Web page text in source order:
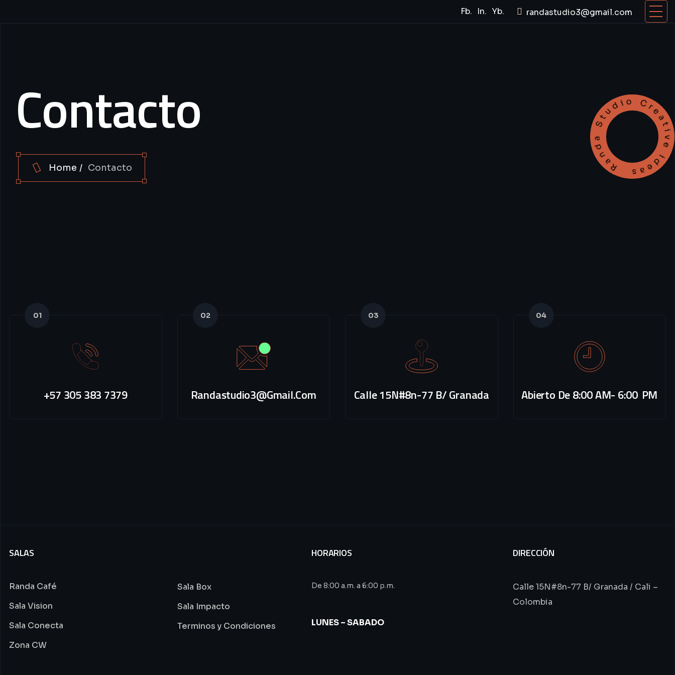
Fb. In. Yb. randastudio3@gmail.com
Contacto
Home Contacto Randa Studio
01
+57 305 383 7379
02
Randastudio3@gmail.com
03
Calle 15N#8n-77 B/ Granada
04
Abierto De 8:00 AM- 6:00 PM
SALAS
Randa Café
Sala Vision
Sala Conecta
Zona CW
Sala Box
Sala Impacto
Terminos y Condiciones
HORARIOS
De 8:00 a.m. a 6:00 p.m.
LUNES – SABADO
DIRECCIÓN
Calle 15N#8n-77 B/ Granada / Cali –
Colombia